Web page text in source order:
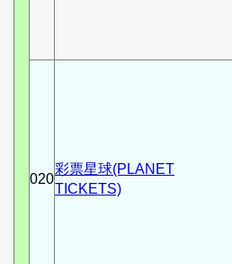
020
彩票星球(PLANET
TICKETS)